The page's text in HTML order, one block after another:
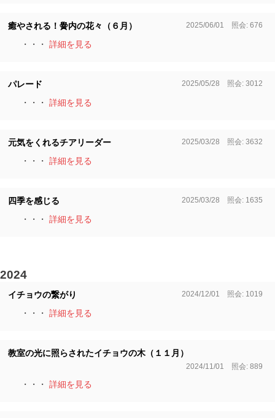
癒やされる！黌内の花々（６月） 2025/06/01 照会: 676
・・・ 詳細を見る
パレード 2025/05/28 照会: 3012
・・・ 詳細を見る
元気をくれるチアリーダー 2025/03/28 照会: 3632
・・・ 詳細を見る
四季を感じる 2025/03/28 照会: 1635
・・・ 詳細を見る
2024
イチョウの繋がり 2024/12/01 照会: 1019
・・・ 詳細を見る
教室の光に照らされたイチョウの木（１１月）
2024/11/01 照会: 889
・・・ 詳細を見る